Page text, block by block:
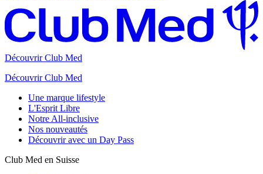
Découvrir Club Med
Découvrir Club Med
Une marque lifestyle
L'Esprit Libre
Notre All-inclusive
Nos nouveautés
Découvrir avec un Day Pass
Club Med en Suisse